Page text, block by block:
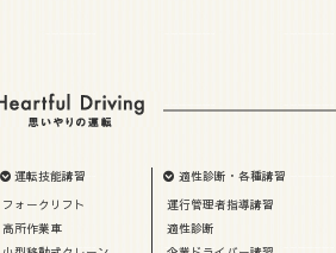
運転技能講習
フォークリフト
高所作業車
適性診断・各種講習
運行管理者指導講習
適性診断